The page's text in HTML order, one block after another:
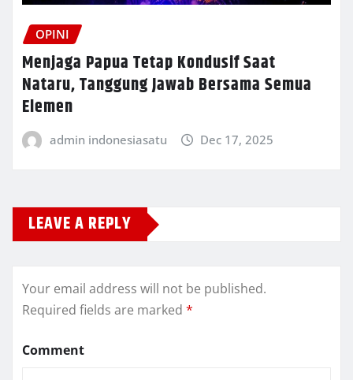
OPINI
Menjaga Papua Tetap Kondusif Saat
Nataru, Tanggung Jawab Bersama Semua
Elemen
admin indonesiasatu Dec 17, 2025
LEAVE A REPLY
Your email address will not be published.
Required fields are marked *
Comment